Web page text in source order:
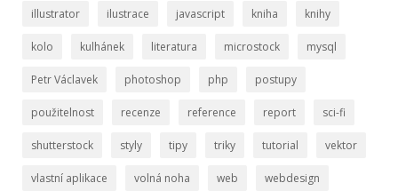
illustrator ilustrace javascript kniha knihy
kolo kulhánek literatura microstock mysql
Petr Václavek photoshop php postupy
použitelnost recenze reference report sci-fi
shutterstock styly tipy triky tutorial vektor
vlastní aplikace volná noha web webdesign